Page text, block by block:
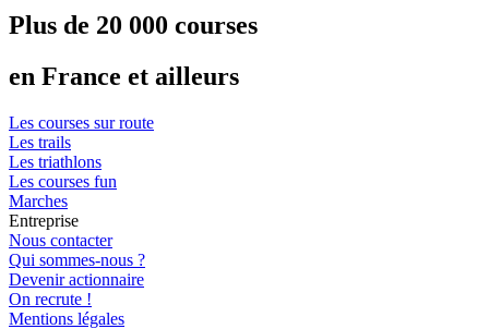
Plus de 20 000 courses
en France et ailleurs
Les courses sur route
Les trails
Les triathlons
Les courses fun
Marches
Entreprise
Nous contacter
Qui sommes-nous ?
Devenir actionnaire
On recrute !
Mentions légales